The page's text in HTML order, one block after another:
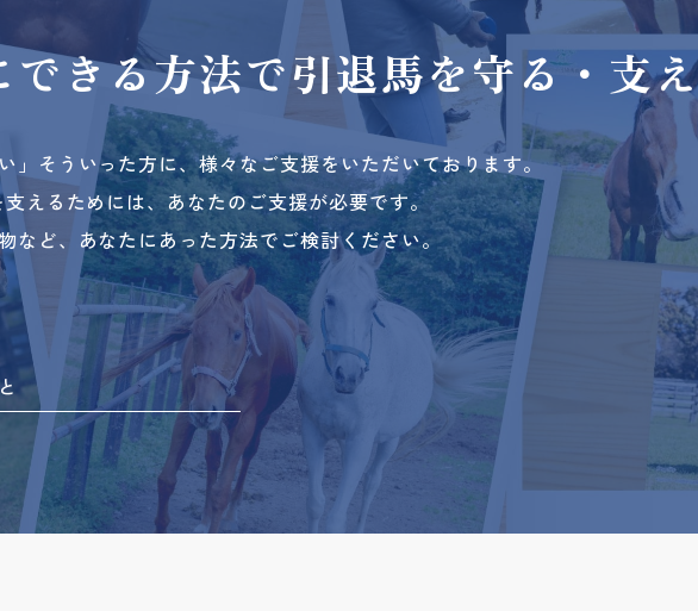
できる方法で引退馬を守る・支
」そういった方に、様々なご支援をいただいております。
えるためには、あなたのご支援が必要です。
など、あなたにあった方法でご検討ください。